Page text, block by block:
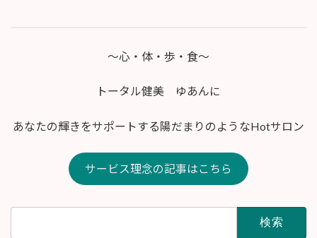
〜心・体・歩・食〜
トータル健美 ゆあんに
あなたの輝きをサポートする陽だまりのようなHotサロン
サービス理念の記事はこちら